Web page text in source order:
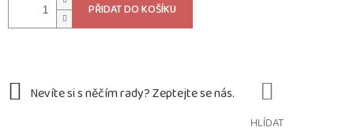
PŘIDAT DO KOŠÍKU
HLÍDAT